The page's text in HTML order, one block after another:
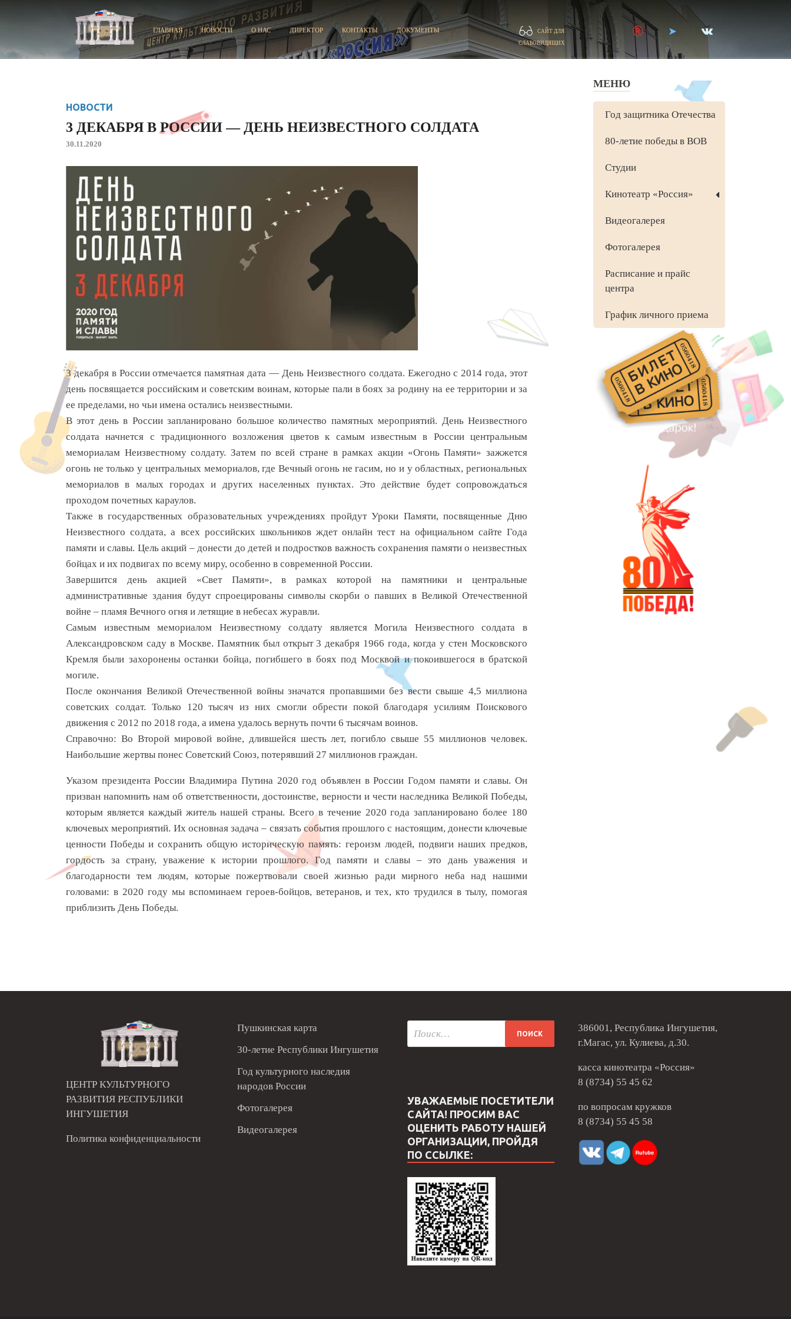
САЙТ ДЛЯ
СЛАБОВИДЯЩИХ
ГЛАВНАЯ НОВОСТИ О НАС ДИРЕКТОР КОНТАКТЫ ДОКУМЕНТЫ
НОВОСТИ
3 ДЕКАБРЯ В РОССИИ — ДЕНЬ НЕИЗВЕСТНОГО СОЛДАТА
30.11.2020
3 декабря в России отмечается памятная дата — День Неизвестного солдата. Ежегодно с 2014 года, этот
день посвящается российским и советским воинам, которые пали в боях за родину на ее территории и за
ее пределами, но чьи имена остались неизвестными.
В этот день в России запланировано большое количество памятных мероприятий. День Неизвестного
солдата начнется с традиционного возложения цветов к самым известным в России центральным
мемориалам Неизвестному солдату. Затем по всей стране в рамках акции «Огонь Памяти» зажжется
огонь не только у центральных мемориалов, где Вечный огонь не гасим, но и у областных, региональных
мемориалов в малых городах и других населенных пунктах. Это действие будет сопровождаться
проходом почетных караулов.
Также в государственных образовательных учреждениях пройдут Уроки Памяти, посвященные Дню
Неизвестного солдата, а всех российских школьников ждет онлайн тест на официальном сайте Года
памяти и славы. Цель акций – донести до детей и подростков важность сохранения памяти о неизвестных
бойцах и их подвигах по всему миру, особенно в современной России.
Завершится день акцией «Свет Памяти», в рамках которой на памятники и центральные
административные здания будут спроецированы символы скорби о павших в Великой Отечественной
войне – пламя Вечного огня и летящие в небесах журавли.
Самым известным мемориалом Неизвестному солдату является Могила Неизвестного солдата в
Александровском саду в Москве. Памятник был открыт 3 декабря 1966 года, когда у стен Московского
Кремля были захоронены останки бойца, погибшего в боях под Москвой и покоившегося в братской
могиле.
После окончания Великой Отечественной войны значатся пропавшими без вести свыше 4,5 миллиона
советских солдат. Только 120 тысяч из них смогли обрести покой благодаря усилиям Поискового
движения с 2012 по 2018 года, а имена удалось вернуть почти 6 тысячам воинов.
Справочно: Во Второй мировой войне, длившейся шесть лет, погибло свыше 55 миллионов человек.
Наибольшие жертвы понес Советский Союз, потерявший 27 миллионов граждан.
Указом президента России Владимира Путина 2020 год объявлен в России Годом памяти и славы. Он
призван напомнить нам об ответственности, достоинстве, верности и чести наследника Великой Победы,
которым является каждый житель нашей страны. Всего в течение 2020 года запланировано более 180
ключевых мероприятий. Их основная задача – связать события прошлого с настоящим, донести ключевые
ценности Победы и сохранить общую историческую память: героизм людей, подвиги наших предков,
гордость за страну, уважение к истории прошлого. Год памяти и славы – это дань уважения и
благодарности тем людям, которые пожертвовали своей жизнью ради мирного неба над нашими
головами: в 2020 году мы вспоминаем героев-бойцов, ветеранов, и тех, кто трудился в тылу, помогая
приблизить День Победы.
МЕНЮ
Год защитника Отечества
80-летие победы в ВОВ
Студии
Кинотеатр «Россия»
Видеогалерея
Фотогалерея
Расписание и прайс
центра
График личного приема
ЦЕНТР КУЛЬТУРНОГО
РАЗВИТИЯ РЕСПУБЛИКИ
ИНГУШЕТИЯ
Политика конфиденциальности
Пушкинская карта
30-летие Республики Ингушетия
Год культурного наследия
народов России
Фотогалерея
Видеогалерея
УВАЖАЕМЫЕ ПОСЕТИТЕЛИ
САЙТА! ПРОСИМ ВАС
ОЦЕНИТЬ РАБОТУ НАШЕЙ
ОРГАНИЗАЦИИ, ПРОЙДЯ
ПО ССЫЛКЕ:
386001, Республика Ингушетия,
г.Магас, ул. Кулиева, д.30.
касса кинотеатра «Россия»
8 (8734) 55 45 62
по вопросам кружков
8 (8734) 55 45 58